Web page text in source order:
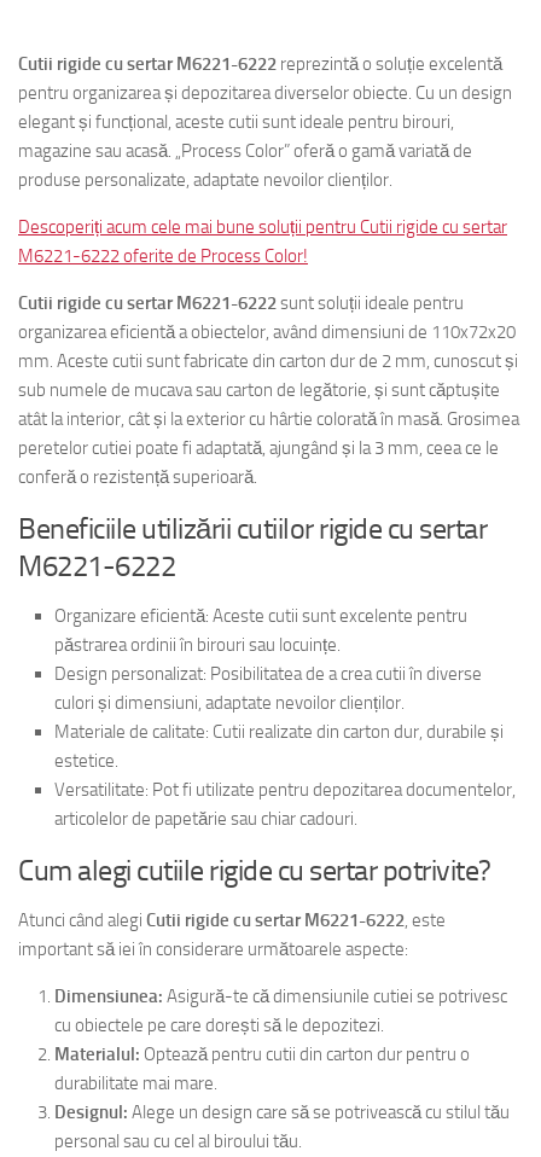
Cutii rigide cu sertar M6221-6222 reprezintă o soluție excelentă
pentru organizarea și depozitarea diverselor obiecte. Cu un design
elegant și funcțional, aceste cutii sunt ideale pentru birouri,
magazine sau acasă. „Process Color” oferă o gamă variată de
produse personalizate, adaptate nevoilor clienților.
Descoperiți acum cele mai bune soluții pentru Cutii rigide cu sertar
M6221-6222 oferite de Process Color!
Cutii rigide cu sertar M6221-6222sunt soluții ideale pentru
organizarea eficientă a obiectelor, având dimensiuni de 110x72x20
mm. Aceste cutii sunt fabricate din carton dur de 2 mm, cunoscut și
sub numele de mucava sau carton de legătorie, și sunt căptușite
atât la interior, cât și la exterior cu hârtie colorată în masă. Grosimea
peretelor cutiei poate fi adaptată, ajungând și la 3 mm, ceea ce le
conferă o rezistență superioară.
Beneficiile utilizării cutiilor rigide cu sertar
M6221-6222
Organizare eficientă: Aceste cutii sunt excelente pentru
păstrarea ordinii în birouri sau locuințe.
Design personalizat: Posibilitatea de a crea cutii în diverse
culori și dimensiuni, adaptate nevoilor clienților.
Materiale de calitate: Cutii realizate din carton dur, durabile și
estetice.
Versatilitate: Pot fi utilizate pentru depozitarea documentelor,
articolelor de papetărie sau chiar cadouri.
Cum alegi cutiile rigide cu sertar potrivite?
Atunci când alegi Cutii rigide cu sertar M6221-6222, este
important să iei în considerare următoarele aspecte:
Dimensiunea: Asigură-te că dimensiunile cutiei se potrivesc
cu obiectele pe care dorești să le depozitezi.
Materialul: Optează pentru cutii din carton dur pentru o
durabilitate mai mare.
Designul: Alege un design care să se potrivească cu stilul tău
personal sau cu cel al biroului tău.